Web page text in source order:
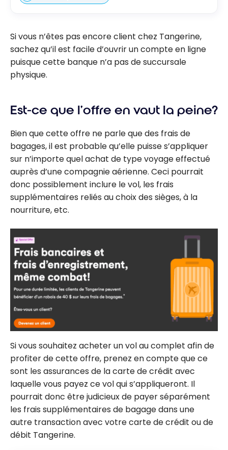
Si vous n’êtes pas encore client chez Tangerine,
sachez qu’il est facile d’ouvrir un compte en ligne
puisque cette banque n’a pas de succursale
physique.
Est-ce que l’offre en vaut la peine?
Bien que cette offre ne parle que des frais de
bagages, il est probable qu’elle puisse s’appliquer
sur n’importe quel achat de type voyage effectué
auprès d’une compagnie aérienne. Ceci pourrait
donc possiblement inclure le vol, les frais
supplémentaires reliés au choix des sièges, à la
nourriture, etc.
Si vous souhaitez acheter un vol au complet afin de
profiter de cette offre, prenez en compte que ce
sont les assurances de la carte de crédit avec
laquelle vous payez ce vol qui s’appliqueront. Il
pourrait donc être judicieux de payer séparément
les frais supplémentaires de bagage dans une
autre transaction avec votre carte de crédit ou de
débit Tangerine.